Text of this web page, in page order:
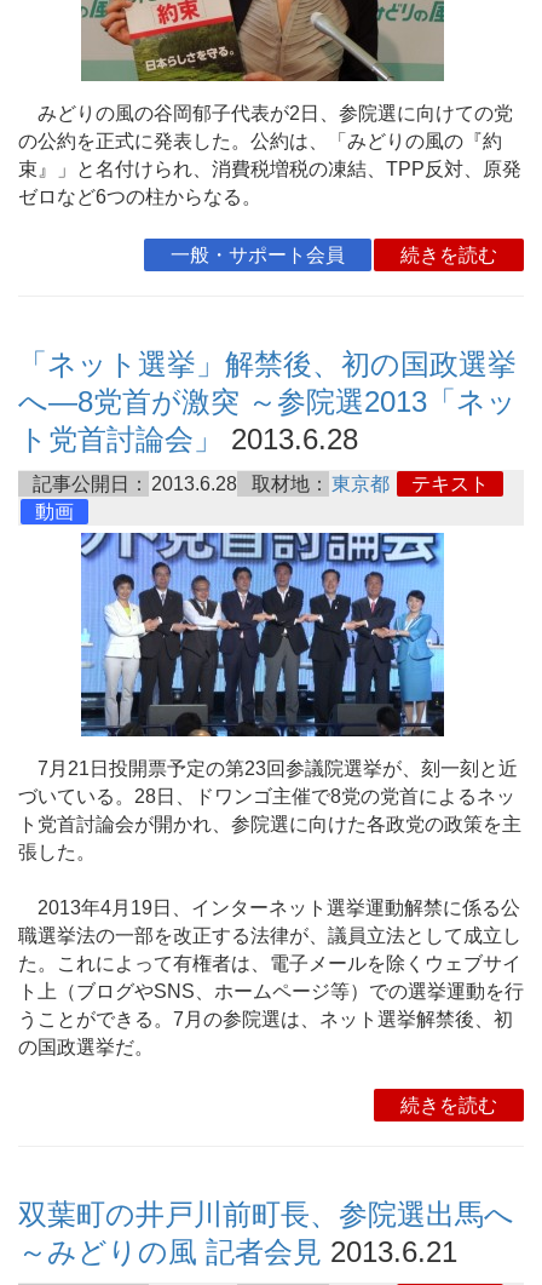
みどりの風の谷岡郁子代表が2日、参院選に向けての党
の公約を正式に発表した。公約は、「みどりの風の『約
束』」と名付けられ、消費税増税の凍結、TPP反対、原発
ゼロなど6つの柱からなる。
一般・サポート会員 続きを読む
「ネット選挙」解禁後、初の国政選挙
へ―8党首が激突 ～参院選2013「ネッ
ト党首討論会」
2013.6.28
記事公開日： 2013.6.28 取材地： 東京都
テキスト
動画
7月21日投開票予定の第23回参議院選挙が、刻一刻と近
づいている。28日、ドワンゴ主催で8党の党首によるネッ
ト党首討論会が開かれ、参院選に向けた各政党の政策を主
張した。
2013年4月19日、インターネット選挙運動解禁に係る公
職選挙法の一部を改正する法律が、議員立法として成立し
た。これによって有権者は、電子メールを除くウェブサイ
ト上（ブログやSNS、ホームページ等）での選挙運動を行
うことができる。7月の参院選は、ネット選挙解禁後、初
の国政選挙だ。
続きを読む
双葉町の井戸川前町長、参院選出馬へ
～みどりの風 記者会見 2013.6.21